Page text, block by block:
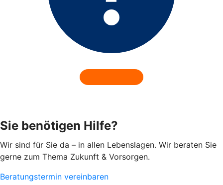
Sie benötigen Hilfe?
Wir sind für Sie da – in allen Lebenslagen. Wir beraten Sie
gerne zum Thema Zukunft & Vorsorgen.
Beratungstermin vereinbaren